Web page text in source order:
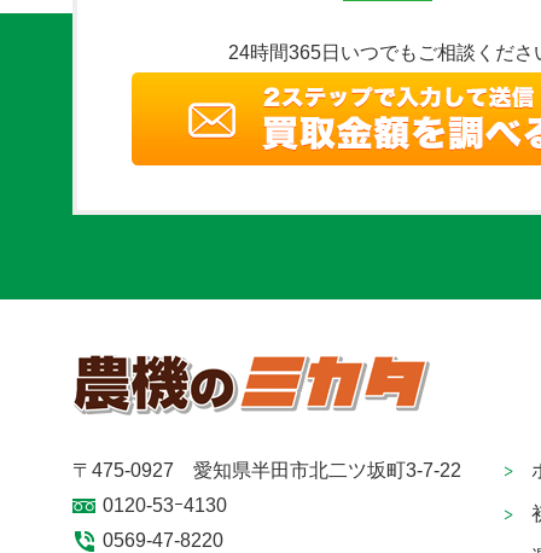
24時間365日いつでもご相談くださ
〒475-0927 愛知県半田市北二ツ坂町3-7-22
0120-53ｰ4130
0569-47-8220